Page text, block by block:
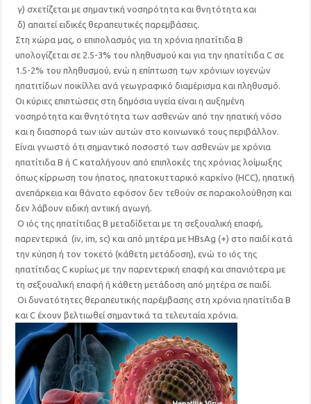
γ) σχετίζεται με σημαντική νοσηρότητα και θνητότητα και
δ) απαιτεί ειδικές θεραπευτικές παρεμβάσεις.
Στη χώρα μας, ο επιπολασμός για τη χρόνια ηπατίτιδα Β
υπολογίζεται σε 2.5-3% του πληθυσμού και για την ηπατίτιδα C σε
1.5-2% του πληθυσμού, ενώ η επίπτωση των χρόνιων ιογενών
ηπατιτίδων ποικίλλει ανά γεωγραφικό διαμέρισμα και πληθυσμό.
Οι κύριες επιπτώσεις στη δημόσια υγεία είναι η αυξημένη
νοσηρότητα και θνητότητα των ασθενών από την ηπατική νόσο
και η διασπορά των ιών αυτών στο κοινωνικό τους περιβάλλον.
Είναι γνωστό ότι σημαντικό ποσοστό των ασθενών με χρόνια
ηπατίτιδα Β ή C καταλήγουν από επιπλοκές της χρόνιας λοίμωξης
όπως κίρρωση του ήπατος, ηπατοκυτταρικό καρκίνο (HCC), ηπατική
ανεπάρκεια και θάνατο εφόσον δεν τεθούν σε παρακολούθηση και
δεν λάβουν ειδική αντιική αγωγή.
Ο ιός της ηπατίτιδας Β μεταδίδεται με τη σεξουαλική επαφή,
παρεντερικά (iv, im, sc) και από μητέρα με HBsAg (+) στο παιδί κατά
την κύηση ή τον τοκετό (κάθετη μετάδοση), ενώ το ιός της
ηπατίτιδας C κυρίως με την παρεντερική επαφή και σπανιότερα με
τη σεξουαλική επαφή ή κάθετη μετάδοση από μητέρα σε παιδί.
Οι δυνατότητες θεραπευτικής παρέμβασης στη χρόνια ηπατίτιδα Β
και C έχουν βελτιωθεί σημαντικά τα τελευταία χρόνια.